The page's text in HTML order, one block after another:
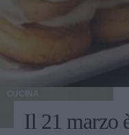
CUCINA
Il 21 marzo